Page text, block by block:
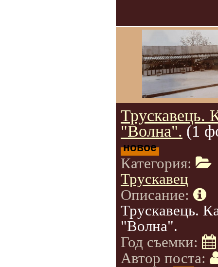
Трускавець.
"Волна". (1
новое
Категория:
Трускавец
Описание:
Трускавець.
"Волна".
Год съемки:
Автор поста: